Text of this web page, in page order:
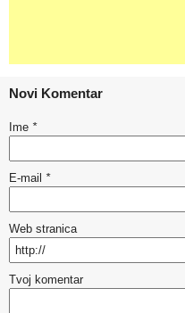
Novi Komentar
Ime *
E-mail *
Web stranica
Tvoj komentar